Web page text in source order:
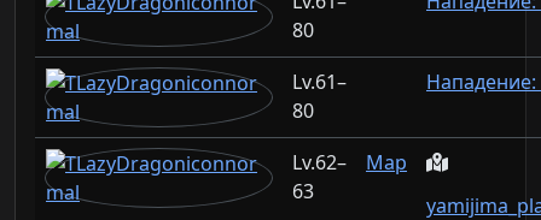
80
61–
80
62–
63
Map